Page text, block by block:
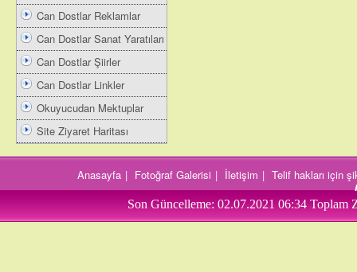
Can Dostlar Reklamlar
Can Dostlar Sanat Yaratıları
Can Dostlar Şiirler
Can Dostlar Linkler
Okuyucudan Mektuplar
Site Ziyaret Haritası
Anasayfa | Fotoğraf Galerisi | İletişim | Telif hakları için
Son Güncelleme: 02.07.2021 06:34 Toplam